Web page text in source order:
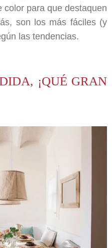
color para que destaquen
son los más fáciles (y
las tendencias.
¡QUÉ GRAN